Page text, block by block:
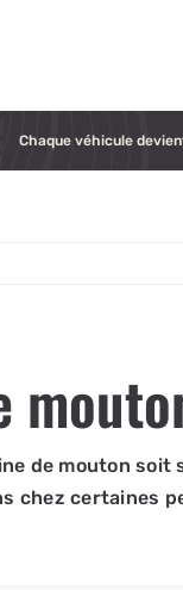
Chaque véhicule
de mouton
chez certaines